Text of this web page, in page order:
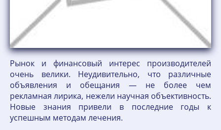
Рынок и финансовый интерес производителей
очень велики. Неудивительно, что различные
объявления и обещания — не более чем
рекламная лирика, нежели научная объективность.
Новые знания привели в последние годы к
успешным методам лечения.